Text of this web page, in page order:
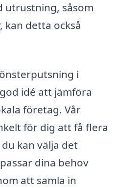
utrustning, såsom
kan detta också
i
idé att jämföra
företag. Vår
för dig att få flera
kan välja det
dina behov
att samla in